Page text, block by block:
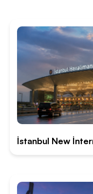
İstanbul New